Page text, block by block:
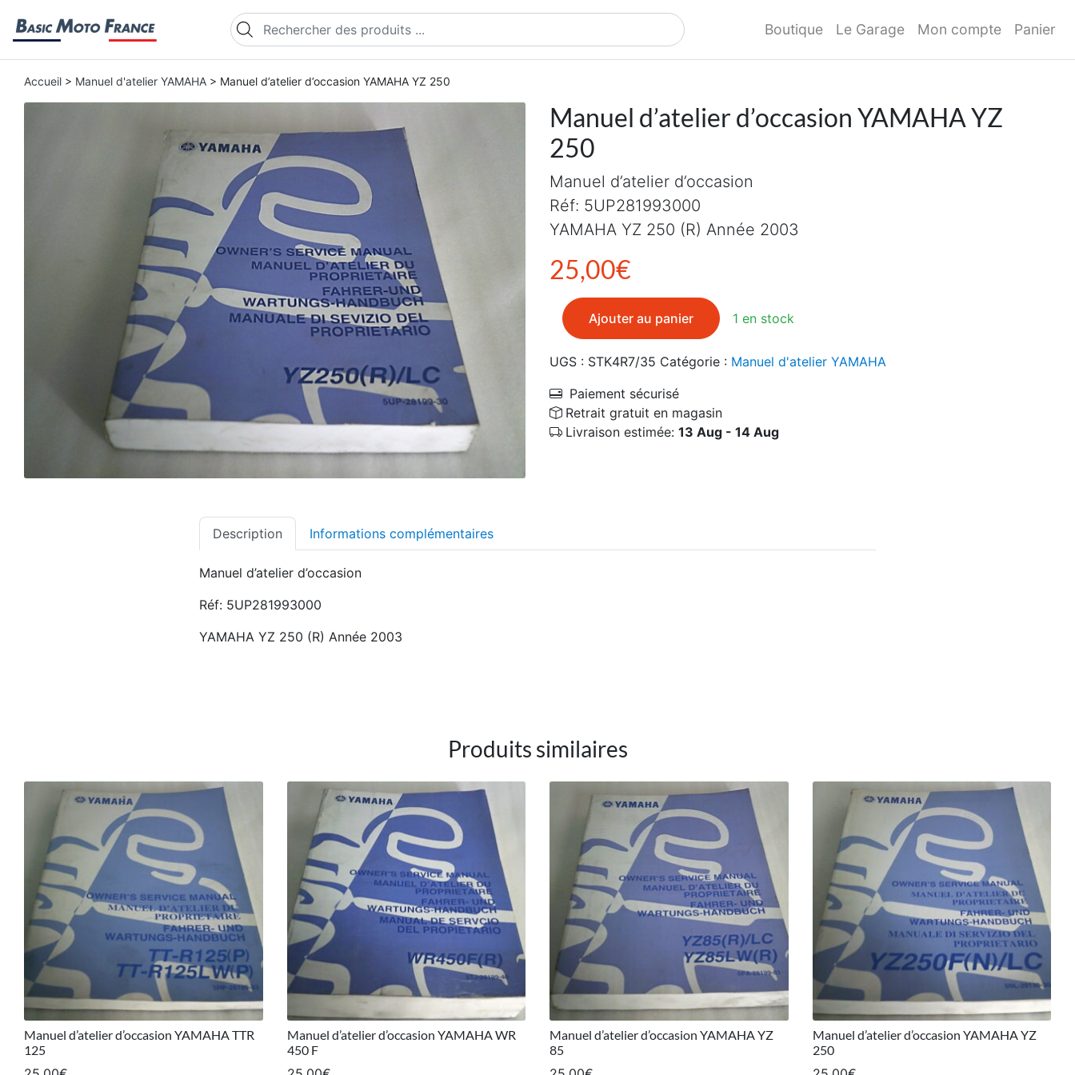
Recherche de produits Boutique Le Garage Mon compte Panier
Accueil > Manuel d'atelier YAMAHA > Manuel d’atelier d’occasion YAMAHA YZ 250
Manuel d’atelier d’occasion YAMAHA YZ
250
25,00€
Manuel d’atelier d’occasion
Réf: 5UP281993000
YAMAHA YZ 250 (R) Année 2003
1 en stock
quantité de Manuel d'atelier d'occasion YAMAHA YZ 250
Ajouter au panier
UGS : STK4R7/35 Catégorie : Manuel d'atelier YAMAHA
Paiement sécurisé
Retrait gratuit en magasin
Livraison estimée: 13 Aug - 14 Aug
Description Informations complémentaires
Manuel d’atelier d’occasion
Réf: 5UP281993000
YAMAHA YZ 250 (R) Année 2003
Produits similaires
Manuel d’atelier d’occasion YAMAHA TTR
125
Manuel d’atelier d’occasion YAMAHA WR
450 F
Manuel d’atelier d’occasion YAMAHA YZ
85
Manuel d’atelier d’occasion YAMAHA YZ
250